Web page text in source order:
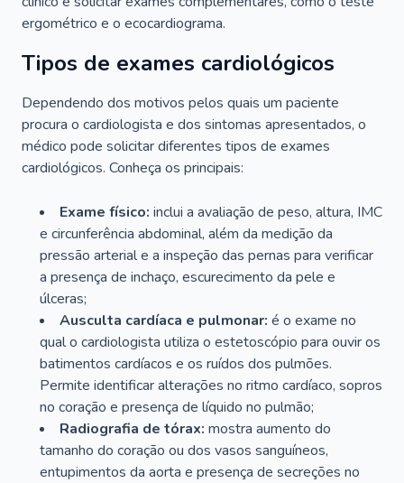
ergométrico e o ecocardiograma.
Tipos de exames cardiológicos
Dependendo dos motivos pelos quais um paciente
procura o cardiologista e dos sintomas apresentados, o
médico pode solicitar diferentes tipos de exames
cardiológicos. Conheça os principais:
Exame físico: inclui a avaliação de peso, altura, IMC
e circunferência abdominal, além da medição da
pressão arterial e a inspeção das pernas para verificar
a presença de inchaço, escurecimento da pele e
úlceras;
Ausculta cardíaca e pulmonar: é o exame no
qual o cardiologista utiliza o estetoscópio para ouvir os
batimentos cardíacos e os ruídos dos pulmões.
Permite identificar alterações no ritmo cardíaco, sopros
no coração e presença de líquido no pulmão;
Radiografia de tórax: mostra aumento do
tamanho do coração ou dos vasos sanguíneos,
entupimentos da aorta e presença de secreções no